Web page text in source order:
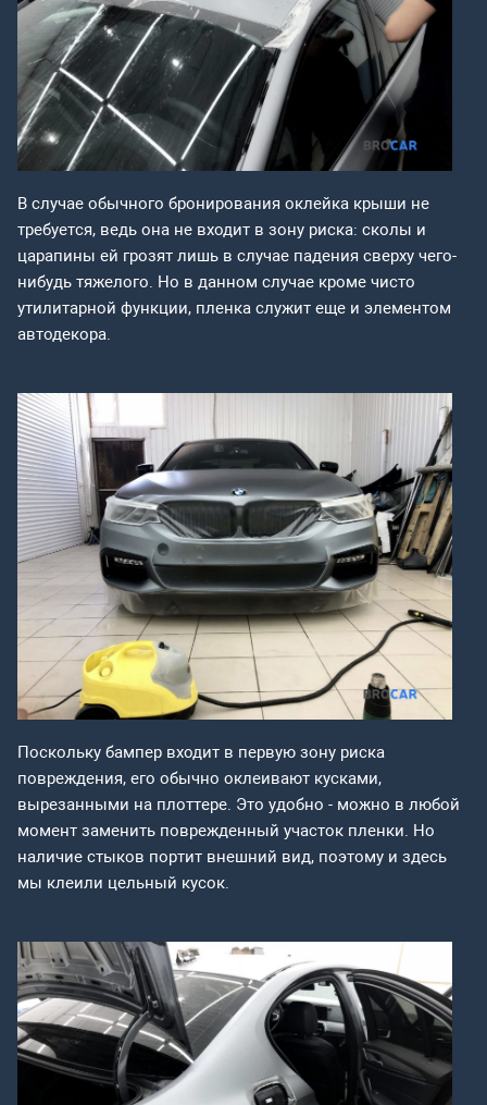
В случае обычного бронирования оклейка крыши не
требуется, ведь она не входит в зону риска: сколы и
царапины ей грозят лишь в случае падения сверху чего-
нибудь тяжелого. Но в данном случае кроме чисто
утилитарной функции, пленка служит еще и элементом
автодекора.
Поскольку бампер входит в первую зону риска
повреждения, его обычно оклеивают кусками,
вырезанными на плоттере. Это удобно - можно в любой
момент заменить поврежденный участок пленки. Но
наличие стыков портит внешний вид, поэтому и здесь
мы клеили цельный кусок.